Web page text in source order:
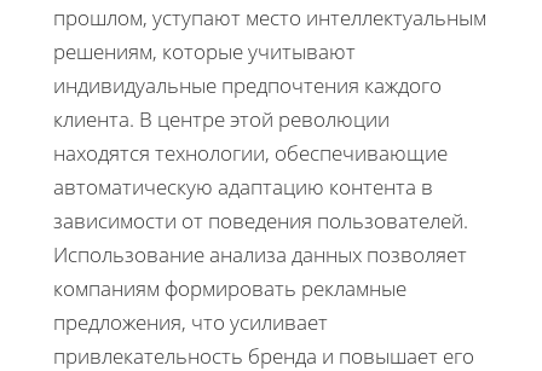
прошлом, уступают место интеллектуальным
решениям, которые учитывают
индивидуальные предпочтения каждого
клиента. В центре этой революции
находятся технологии, обеспечивающие
автоматическую адаптацию контента в
зависимости от поведения пользователей.
Использование анализа данных позволяет
компаниям формировать рекламные
предложения, что усиливает
привлекательность бренда и повышает его